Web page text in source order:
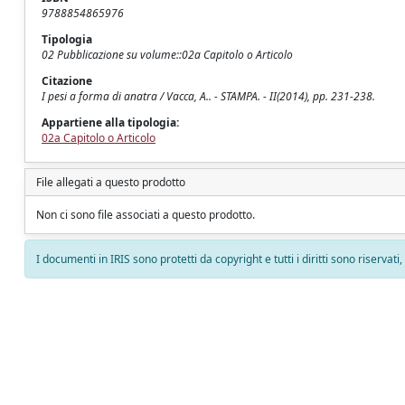
9788854865976
Tipologia
02 Pubblicazione su volume::02a Capitolo o Articolo
Citazione
I pesi a forma di anatra / Vacca, A.. - STAMPA. - II(2014), pp. 231-238.
Appartiene alla tipologia:
02a Capitolo o Articolo
File allegati a questo prodotto
Non ci sono file associati a questo prodotto.
I documenti in IRIS sono protetti da copyright e tutti i diritti sono